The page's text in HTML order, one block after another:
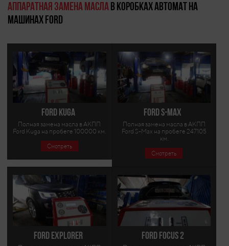
Аппаратная замена маслав коробках автомат на
машинах Ford
Ford Kuga
Полная замена масла в АКПП
Ford Kuga на пробеге 100000 км.
Смотреть
Ford S-Max
Полная замена масла в АКПП
Ford S-Max на пробеге 247105
км.
Смотреть
Ford Explorer Ford Focus 2